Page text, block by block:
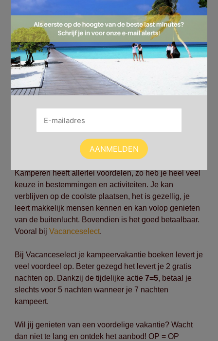
Hey natuurliefhebber, deze actie is speciaal voor jou!
vakantie waarvoor je niet te diep in je portemonnee
Kamperen heeft allerlei voordelen, zo heb je heel veel
keuze in bestemmingen en activiteiten. Je kan
verblijven op de coolste plaatsen, het is gezellig, je
leert makkelijk mensen kennen en kan volop genieten
van de buitenlucht. Bovendien is het goed betaalbaar.
Vooral bij Vacanceselect.
Bij Vacanceselect je kampeervakantie boeken levert je
veel voordeel op. Beter gezegd het levert je 2 gratis
nachten op. Dankzij de tijdelijke actie 7=5, betaal je
slechts voor 5 nachten wanneer je 7 nachten
kampeert.
Wil jij genieten van een voordelige vakantie? Wacht
dan niet te lang en ontdek het aanbod! OP = OP